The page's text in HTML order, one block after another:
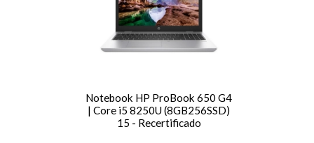
Notebook HP ProBook 650 G4
| Core i5 8250U (8GB256SSD)
15 - Recertificado